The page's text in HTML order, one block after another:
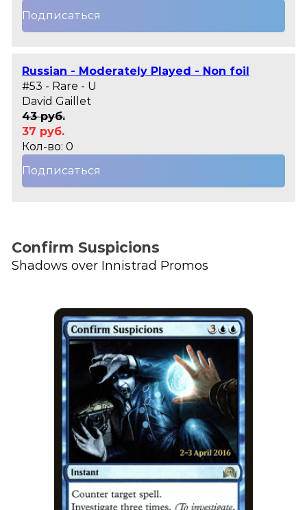
Подписаться
Russian - Moderately Played - Non foil
#53 - Rare - U
David Gaillet
43 руб.
37 руб.
Кол-во: 0
Подписаться
Confirm Suspicions
Shadows over Innistrad Promos